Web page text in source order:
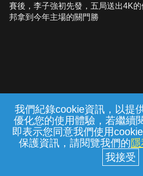
我們紀錄cookie資訊，以提
優化您的使用體驗，若繼續
即表示您同意我們使用
保護資訊，請閱覽我們的
賽後，李子強初先發，五局送出4K
邦拿到今年主場的關門勝
常見問題 線上客服 服務
中華電信股份有限公司個
(統一編號：